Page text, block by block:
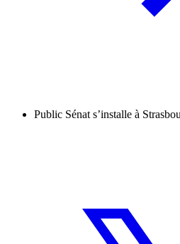
Public Sénat s’installe à